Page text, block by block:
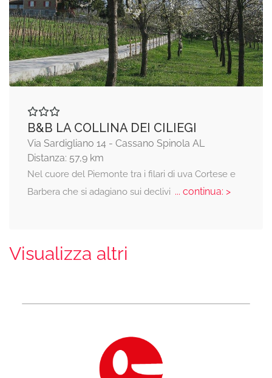
B&B LA COLLINA DEI CILIEGI
Via Sardigliano 14 - Cassano Spinola AL
Distanza: 57,9 km
Nel cuore del Piemonte tra i filari di uva Cortese e
Barbera che si adagiano sui declivi ... continua: >
Visualizza altri